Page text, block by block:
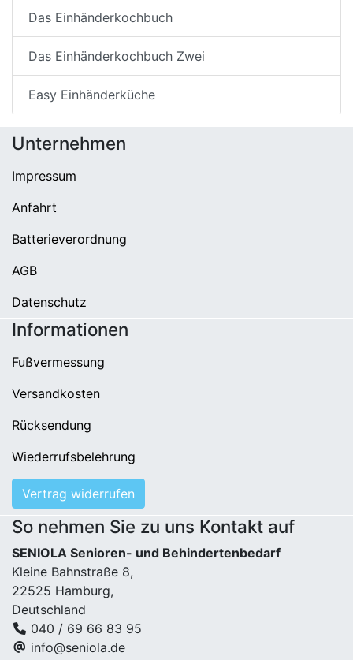
Das Einhänderkochbuch
Das Einhänderkochbuch Zwei
Easy Einhänderküche
Unternehmen
Impressum
Anfahrt
Batterieverordnung
AGB
Datenschutz
Informationen
Fußvermessung
Versandkosten
Rücksendung
Wiederrufsbelehrung
Vertrag widerrufen
So nehmen Sie zu uns Kontakt auf
SENIOLA Senioren- und Behindertenbedarf
Kleine Bahnstraße 8,
22525 Hamburg,
Deutschland
040 / 69 66 83 95
info@seniola.de